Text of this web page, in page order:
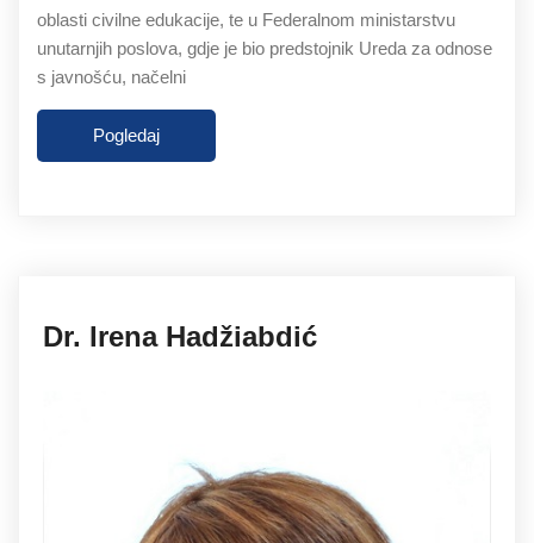
oblasti civilne edukacije, te u Federalnom ministarstvu
unutarnjih poslova, gdje je bio predstojnik Ureda za odnose
s javnošću, načelni
Pogledaj
Dr. Irena Hadžiabdić